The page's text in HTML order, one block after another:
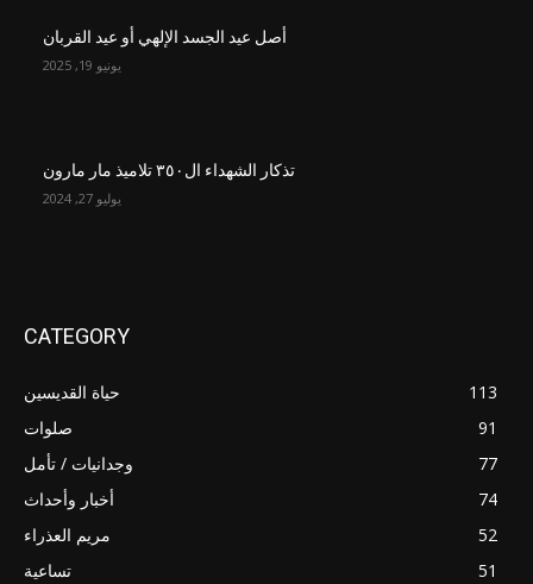
أصل عيد الجسد الإلهي أو عيد القربان
يونيو 19, 2025
تذكار الشهداء ال٣٥٠ تلاميذ مار مارون
يوليو 27, 2024
CATEGORY
حياة القديسين
113
صلوات
91
وجدانيات / تأمل
77
أخبار وأحداث
74
مريم العذراء
52
تساعية
51